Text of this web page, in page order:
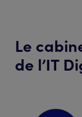
Le
de l’IT